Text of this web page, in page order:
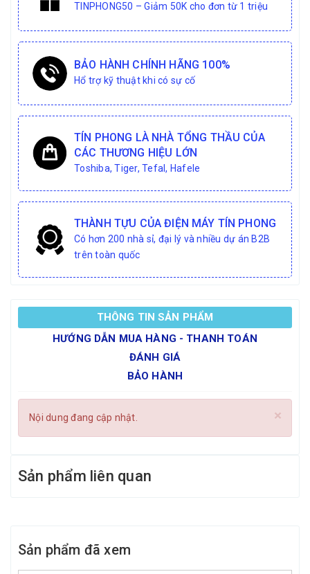
TINPHONG50 – Giảm 50K cho đơn từ 1 triệu
BẢO HÀNH CHÍNH HÃNG 100%
Hổ trợ kỹ thuật khi có sự cố
TÍN PHONG LÀ NHÀ TỔNG THẦU CỦA
CÁC THƯƠNG HIỆU LỚN
Toshiba, Tiger, Tefal, Hafele
THÀNH TỰU CỦA ĐIỆN MÁY TÍN PHONG
Có hơn 200 nhà sỉ, đại lý và nhiều dự án B2B
trên toàn quốc
THÔNG TIN SẢN PHẨM
HƯỚNG DẪN MUA HÀNG - THANH TOÁN
ĐÁNH GIÁ
BẢO HÀNH
×
Nội dung đang cập nhật.
Sản phẩm liên quan
Sản phẩm đã xem